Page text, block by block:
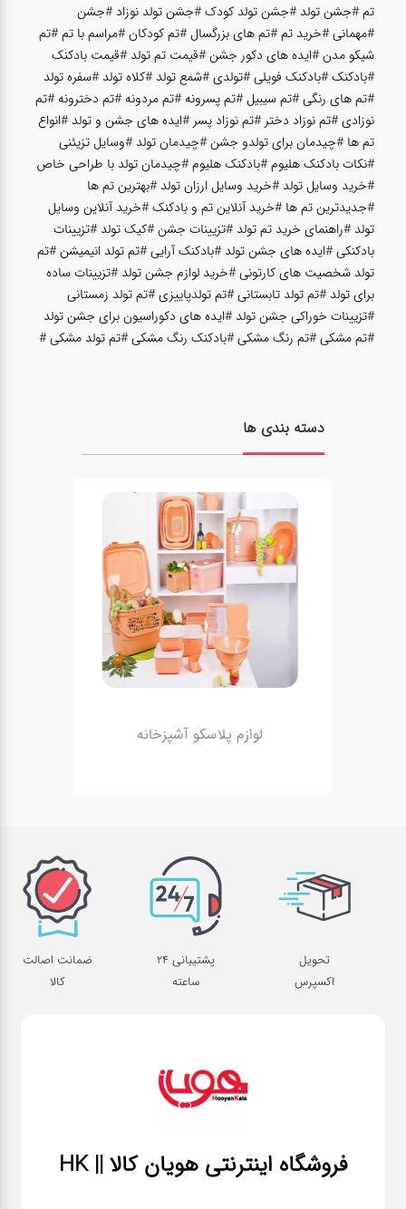
کلمن،فلاسک،قمقمه
بانکه،پاسماوری،جا
ادویه
کتری قوری
سطل
زباله،سرویس
بهداشتی،حمام
عطر،خوشبو کننده
سرویس های
تم #جشن تولد #جشن تولد کودک #جشن تولد نوزاد #جشن
#مهمانی #خرید تم #تم های بزرگسال #تم کودکان #مراسم با تم #تم
شیکو مدن #ایده های دکور جشن #قیمت تم تولد #قیمت بادکنک
#بادکنک #بادکنک فویلی #تولدی #شمع تولد #کلاه تولد #سفره تولد
#تم های رنگی #تم سیبیل #تم پسرونه #تم مردونه #تم دخترونه #تم
نوزادی #تم نوزاد دختر #تم نوزاد پسر #ایده های جشن و تولد #انواع
تم ها #چیدمان برای تولدو جشن #چیدمان تولد #وسایل تزیئنی
#نکات بادکنک هلیوم #بادکنک هلیوم #چیدمان تولد با طراحی خاص
#خرید وسایل تولد #خرید وسایل ارزان تولد #بهترین تم ها
#جدیدترین تم ها #خرید آنلاین تم و بادکنک #خرید آنلاین وسایل
تولد #راهنمای خرید تم تولد #تزیینات جشن #کیک تولد #تزیینات
بادکنکی #ایده های جشن تولد #بادکنک آرایی #تم تولد انیمیشن #تم
تولد شخصیت های کارتونی #خرید لوازم جشن تولد #تزیینات ساده
برای تولد #تم تولد تابستانی #تم تولدپاییزی #تم تولد زمستانی
#تزیینات خوراکی جشن تولد #ایده های دکوراسیون برای جشن تولد
#تم مشکی #تم رنگ مشکی #بادکنک رنگ مشکی #تم تولد مشکی #
دسته بندی ها
لوازم پلاسکو آشپزخانه
تحویل
اکسپرس
پشتیبانی 24
ساعته
ضمانت اصالت
کالا
فروشگاه اینترنتی هویان کالا || HK